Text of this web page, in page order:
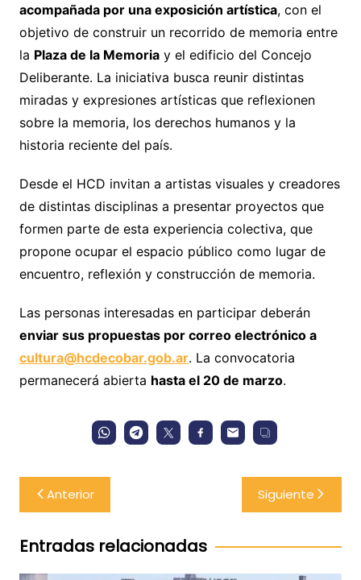
acompañada por una exposición artística, con el
objetivo de construir un recorrido de memoria entre
la Plaza de la Memoriay el edificio del Concejo
Deliberante. La iniciativa busca reunir distintas
miradas y expresiones artísticas que reflexionen
sobre la memoria, los derechos humanos y la
historia reciente del país.
Desde el HCD invitan a artistas visuales y creadores
de distintas disciplinas a presentar proyectos que
formen parte de esta experiencia colectiva, que
propone ocupar el espacio público como lugar de
encuentro, reflexión y construcción de memoria.
Las personas interesadas en participar deberán
enviar sus propuestas por correo electrónico a
cultura@hcdecobar.gob.ar. La convocatoria
permanecerá abierta hasta el 20 de marzo.
Navegación
de
entradas
Anterior Siguiente
Entradas relacionadas